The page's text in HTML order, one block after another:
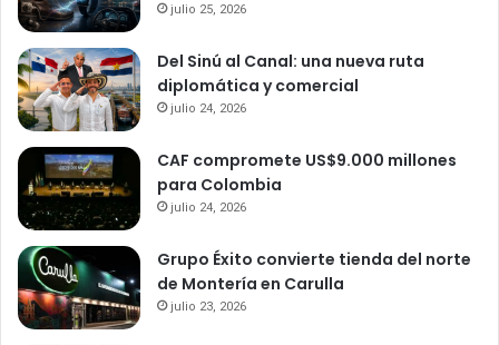
julio 25, 2026
Del Sinú al Canal: una nueva ruta
diplomática y comercial
julio 24, 2026
CAF compromete US$9.000 millones
para Colombia
julio 24, 2026
Grupo Éxito convierte tienda del norte
de Montería en Carulla
julio 23, 2026